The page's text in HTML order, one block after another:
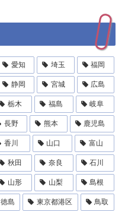
愛知 埼玉 福岡
静岡 宮城 広島
栃木 福島 岐阜
長野 熊本 鹿児島
香川 山口 富山
秋田 奈良 石川
山形 山梨 島根
徳島 東京都港区 鳥取